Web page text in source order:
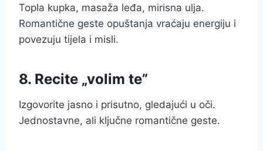
Topla kupka, masaža leđa, mirisna ulja.
Romantične geste opuštanja vraćaju energiju i
povezuju tijela i misli.
8. Recite „volim te”
Izgovorite jasno i prisutno, gledajući u oči.
Jednostavne, ali ključne romantične geste.